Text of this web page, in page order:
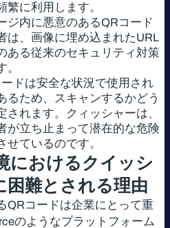
繁に利用します。
ジ内に悪意のあるQRコード
は、画像に埋め込まれたURL
ある従来のセキュリティ対策
。
ードは安全な状況で使用され
るため、スキャンするかどう
されます。クィッシャーは、
が立ち止まって潜在的な危険
せているのです。
におけるクイッシ
困難とされる理由
QRコードは企業にとって重
のようなプラットフォーム